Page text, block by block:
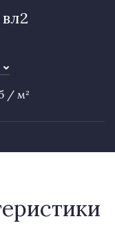
/ м²